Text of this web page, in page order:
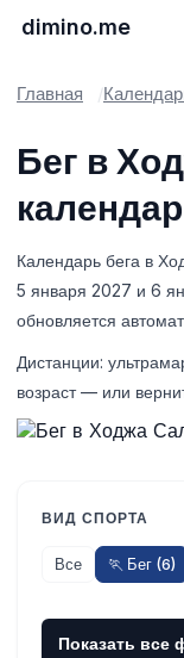
dimino.me
Главная
Бег в
Календарь бега в
5 января 2027 и 6
обновляется
Дистанции:
возраст — или
ВИД СПОРТА
Все 🏃 Бег (6)
Показать все